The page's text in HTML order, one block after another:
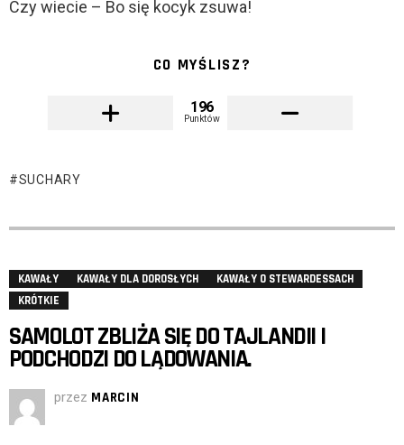
Czy wiecie – Bo się kocyk zsuwa!
CO MYŚLISZ?
196
Punktów
SUCHARY
KAWAŁY KAWAŁY DLA DOROSŁYCH
KAWAŁY O STEWARDESSACH
KRÓTKIE
SAMOLOT ZBLIŻA SIĘ DO TAJLANDII I
PODCHODZI DO LĄDOWANIA.
przez MARCIN